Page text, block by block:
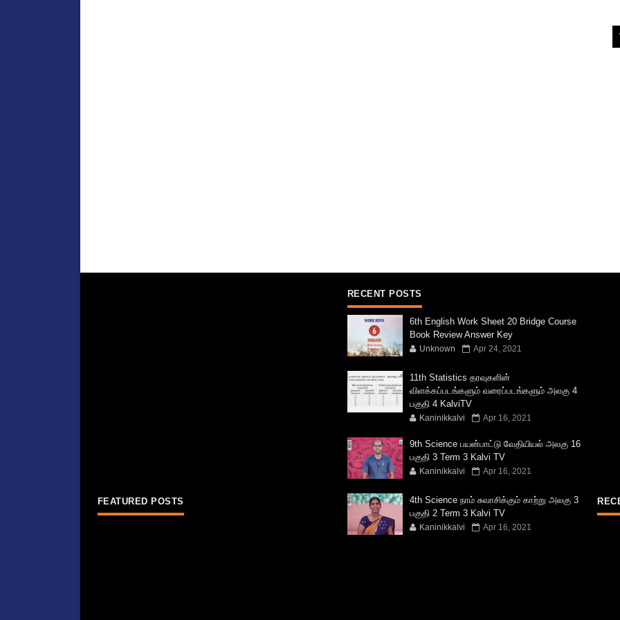
FEATURED POSTS
RECENT POSTS
6th English Work Sheet 20 Bridge Course
Book Review Answer Key
Unknown Apr 24, 2021
11th Statistics தரவுகளின்
விளக்கப்படங்களும் வரைப்படங்களும் அலகு 4
பகுதி 4 KalviTV
Kaninikkalvi Apr 16, 2021
9th Science பயன்பாட்டு வேதியியல் அலகு 16
பகுதி 3 Term 3 Kalvi TV
Kaninikkalvi Apr 16, 2021
4th Science நாம் சுவாசிக்கும் காற்று அலகு 3
பகுதி 2 Term 3 Kalvi TV
Kaninikkalvi Apr 16, 2021